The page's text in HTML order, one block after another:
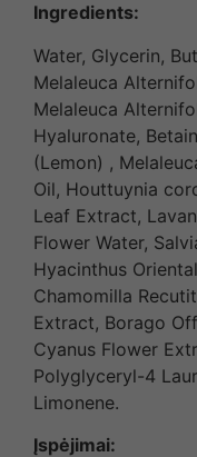
Ingredients:
Water, Glycerin,
Melaleuca
Melaleuca
Hyaluronate,
(Lemon) ,
Oil, Houttuynia
Leaf Extract,
Flower Water,
Hyacinthus
Chamomilla
Extract, Borago
Cyanus Flower
Polyglyceryl-4
Limonene.
Įspėjimai: